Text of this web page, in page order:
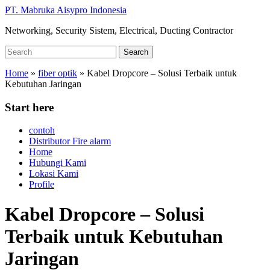
Skip
main
PT. Mabruka Aisypro Indonesia
Networking, Security Sistem, Electrical, Ducting Contractor
Search
for:
Search
Home » fiber optik » Kabel Dropcore – Solusi Terbaik untuk
Kebutuhan Jaringan
Start here
contoh
Distributor Fire alarm
Home
Hubungi Kami
Lokasi Kami
Profile
Kabel Dropcore – Solusi
Terbaik untuk Kebutuhan
Jaringan